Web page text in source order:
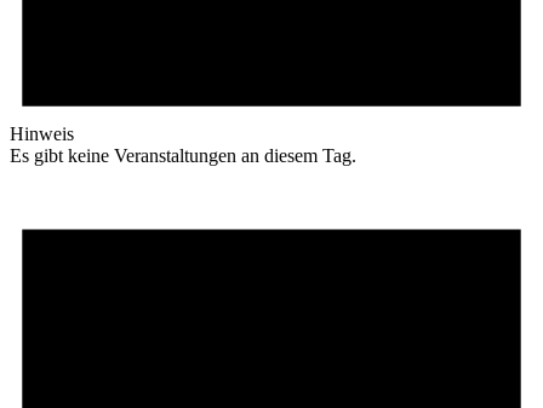
Hinweis
Es gibt keine Veranstaltungen an diesem Tag.